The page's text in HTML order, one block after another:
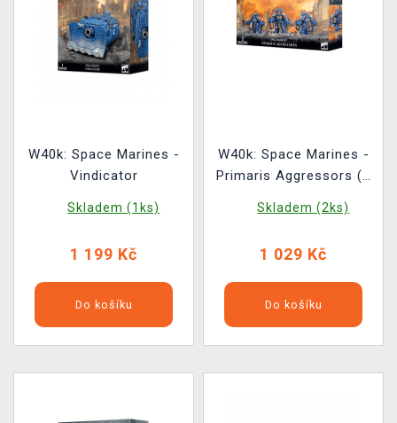
W40k: Space Marines -
Vindicator
Skladem (1ks)
1 199 Kč
Do košíku
W40k: Space Marines -
Primaris Aggressors (3
Skladem (2ks)
1 029 Kč
Do košíku